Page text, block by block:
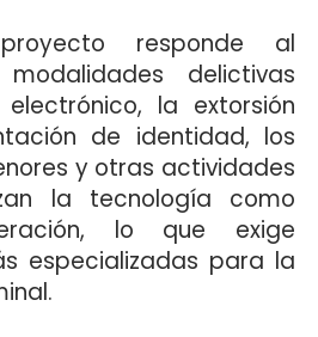
responde al
delictivas
la extorsión
de identidad, los
y otras actividades
la tecnología como
lo que exige
especializadas para la